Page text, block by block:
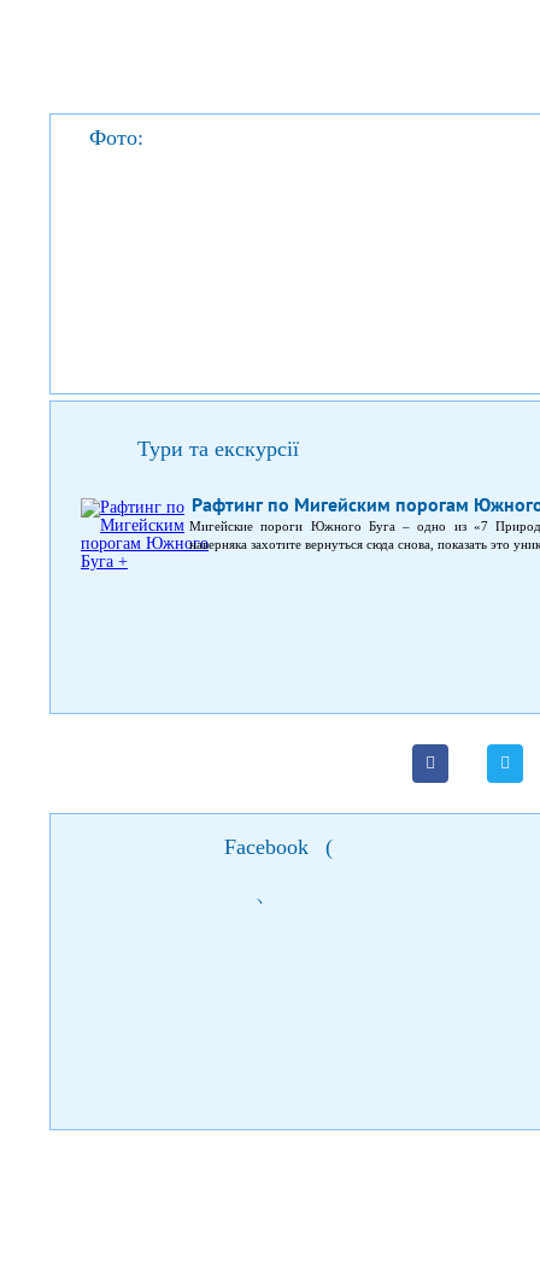
Фото:
Тури та екскурсії
Рафтинг по Мигейским порогам
Мигейские пороги Южного Буга – одно из «7
наверняка захотите вернуться сюда снова, показать это
Facebook (
)